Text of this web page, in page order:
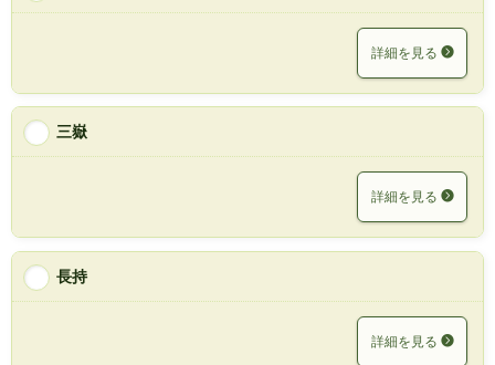
詳細を見る
三嶽
詳細を見る
長持
詳細を見る